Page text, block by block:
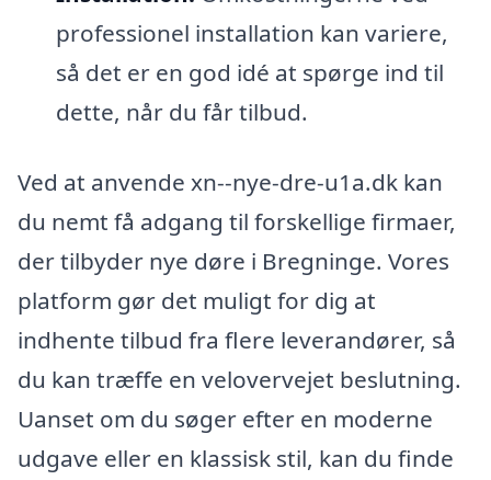
professionel installation kan variere,
så det er en god idé at spørge ind til
dette, når du får tilbud.
Ved at anvende xn--nye-dre-u1a.dk kan
du nemt få adgang til forskellige firmaer,
der tilbyder nye døre i Bregninge. Vores
platform gør det muligt for dig at
indhente tilbud fra flere leverandører, så
du kan træffe en velovervejet beslutning.
Uanset om du søger efter en moderne
udgave eller en klassisk stil, kan du finde